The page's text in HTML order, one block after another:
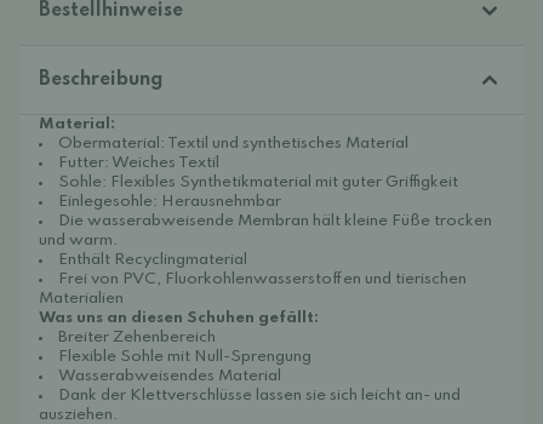
Bestellhinweise
Beschreibung
Material:
Obermaterial: Textil und synthetisches Material
Futter: Weiches Textil
Sohle: Flexibles Synthetikmaterial mit guter Griffigkeit
Einlegesohle: Herausnehmbar
Die wasserabweisende Membran hält kleine Füße trocken
und warm.
Enthält Recyclingmaterial
Frei von PVC, Fluorkohlenwasserstoffen und tierischen
Materialien
Was uns an diesen Schuhen gefällt:
Breiter Zehenbereich
Flexible Sohle mit Null-Sprengung
Wasserabweisendes Material
Dank der Klettverschlüsse lassen sie sich leicht an- und
ausziehen.